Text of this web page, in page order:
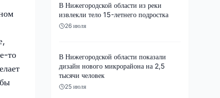
то
В Нижегородской области из реки
извлекли тело 15-летнего подростка
26 июля
В Нижегородской области показали
дизайн нового микрорайона на 2,5
тысячи человек
25 июля